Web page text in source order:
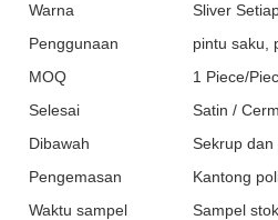
Warna
Sliver
Penggunaan
pintu saku,
MOQ
1 Piece/
Selesai
Satin /
Dibawah
Sekrup dan
Pengemasan
Kantong
Waktu sampel
Sampel stok